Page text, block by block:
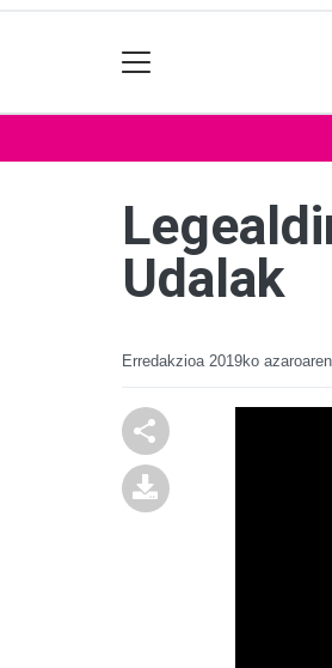
Udalak
Erredakzioa 2019ko